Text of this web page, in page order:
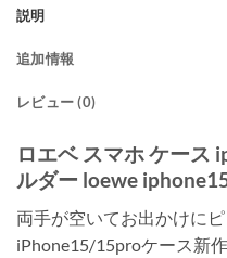
説明
追加情報
レビュー (0)
ロエベ スマホ ケース
ルダー loewe
両手が空いてお出かけに
iPhone15/15proケース新